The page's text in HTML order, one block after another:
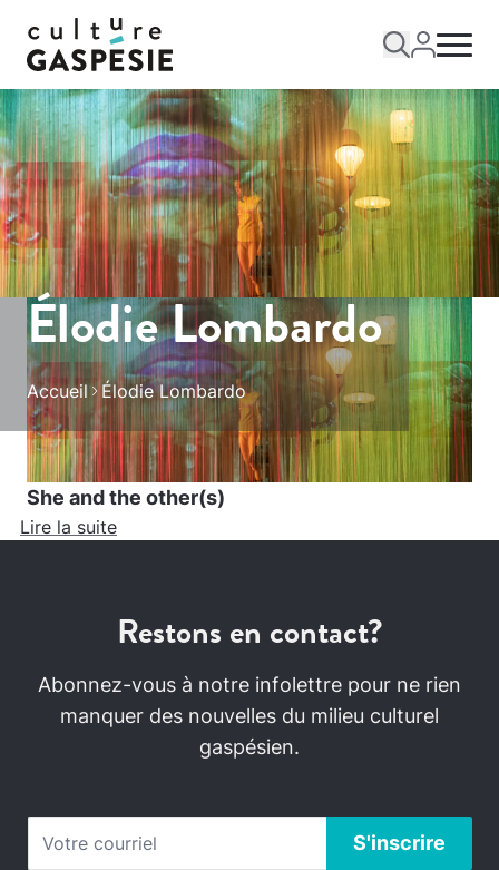
Élodie Lombardo
Accueil Élodie Lombardo
She and the other(s)
Lire la suite
Restons en contact?
Abonnez-vous à notre infolettre pour ne rien
manquer des nouvelles du milieu culturel
gaspésien.